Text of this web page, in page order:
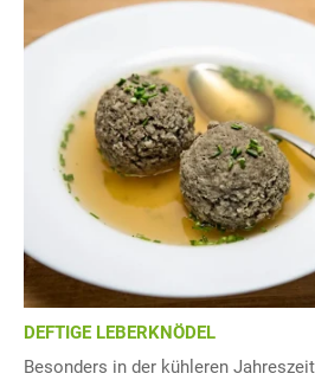
DEFTIGE LEBERKNÖDEL
Besonders in der kühleren